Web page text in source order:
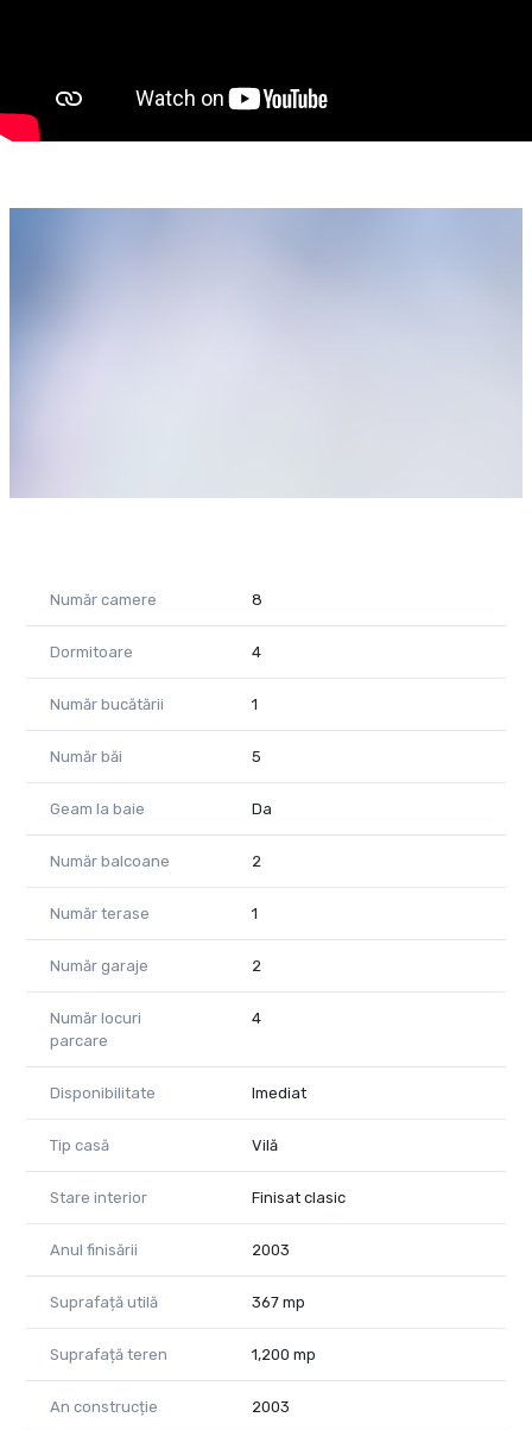
terasă
2 garaje
Morar Ramon - Consultant Imobiliar
Telefon - +40 771 796 288
Email - ramon.morar@propertylab.ro
COD -CP3083328
Număr camere 8
Dormitoare 4
Număr bucătării 1
Număr băi 5
Geam la baie Da
Număr balcoane 2
Număr terase 1
Număr garaje 2
Număr locuri
parcare
4
Disponibilitate Imediat
Tip casă Vilă
Stare interior Finisat clasic
Anul finisării 2003
Suprafață utilă 367 mp
Suprafață teren 1,200 mp
An construcție 2003